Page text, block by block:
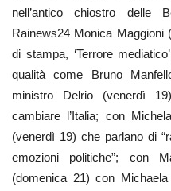
nell’antico chiostro delle
Rainews24 Monica
di stampa, ‘Terrore
qualità come Bruno
ministro Delrio (venerdì
cambiare l’Italia; con
(venerdì 19) che parlano di
emozioni politiche”; con
(domenica 21) con